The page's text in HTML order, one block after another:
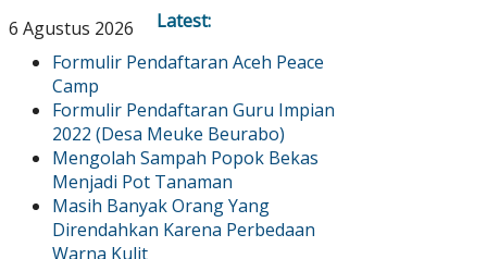
6 Agustus 2026
Latest:
Formulir Pendaftaran Aceh Peace
Camp
Formulir Pendaftaran Guru Impian
2022 (Desa Meuke Beurabo)
Mengolah Sampah Popok Bekas
Menjadi Pot Tanaman
Masih Banyak Orang Yang
Direndahkan Karena Perbedaan
Warna Kulit